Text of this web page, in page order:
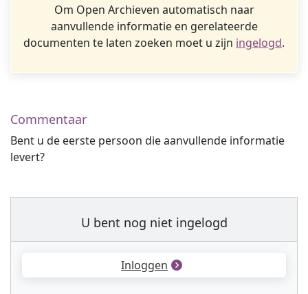
Om Open Archieven automatisch naar
aanvullende informatie en gerelateerde
documenten te laten zoeken moet u zijn ingelogd.
Commentaar
Bent u de eerste persoon die aanvullende informatie
levert?
U bent nog niet ingelogd
Inloggen